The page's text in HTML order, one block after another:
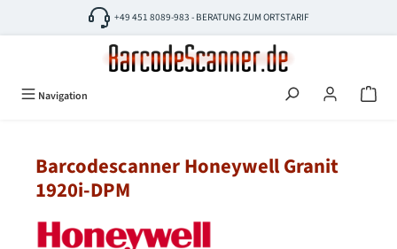
Zum Hauptinhalt springen+49 451 8089-983 - BERATUNG ZUM ORTSTARIF
Navigation
Barcodescanner Honeywell Granit
1920i-DPM